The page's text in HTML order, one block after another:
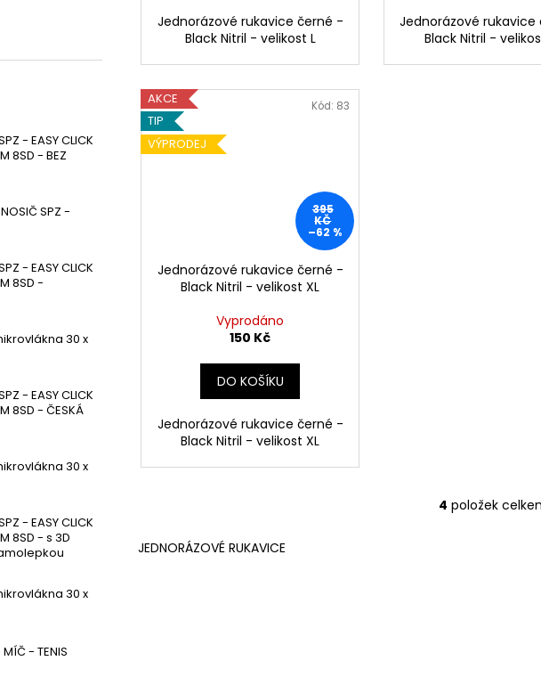
- EASY CLICK
8SD - BEZ
SPZ -
- EASY CLICK
8SD -
30 x
- EASY CLICK
8SD - ČESKÁ
30 x
- EASY CLICK
8SD - s 3D
30 x
- TENIS
Jednorázové rukavice černé -
Black Nitril - velikost L
Jednorázové
Black Nitril -
AKCE
TIP
VÝPRODEJ
395
KČ
–62 %
Jednorázové rukavice černé -
Black Nitril - velikost XL
Vyprodáno
150 Kč
DO KOŠÍKU
Jednorázové rukavice černé -
Black Nitril - velikost XL
Kód: 83
O
4 položek
JEDNORÁZOVÉ RUKAVICE